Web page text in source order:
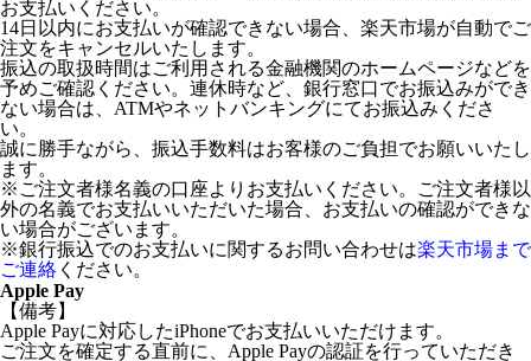
お支払いください。
14日以内にお支払いが確認できない場合、楽天市場が自動でご
注文をキャンセルいたします。
振込の取扱時間はご利用される金融機関のホームページなどを
予めご確認ください。連休時など、銀行窓口でお振込みができ
ない場合は、ATMやネットバンキングにてお振込みくださ
い。
誠に勝手ながら、振込手数料はお客様のご負担でお願いいたし
ます。
※ご注文者様名義の口座よりお支払いください。ご注文者様以
外の名義でお支払いいただいた場合、お支払いの確認ができな
い場合がございます。
※銀行振込でのお支払いに関するお問い合わせは楽天市場まで
ご連絡 ください。
Apple Pay
【備考】
Apple Payに対応したiPhoneでお支払いいただけます。
ご注文を確定する直前に、Apple Payの認証を行っていただき